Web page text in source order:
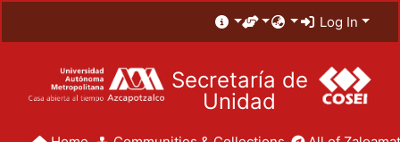
Log In
Secretaría de
Unidad